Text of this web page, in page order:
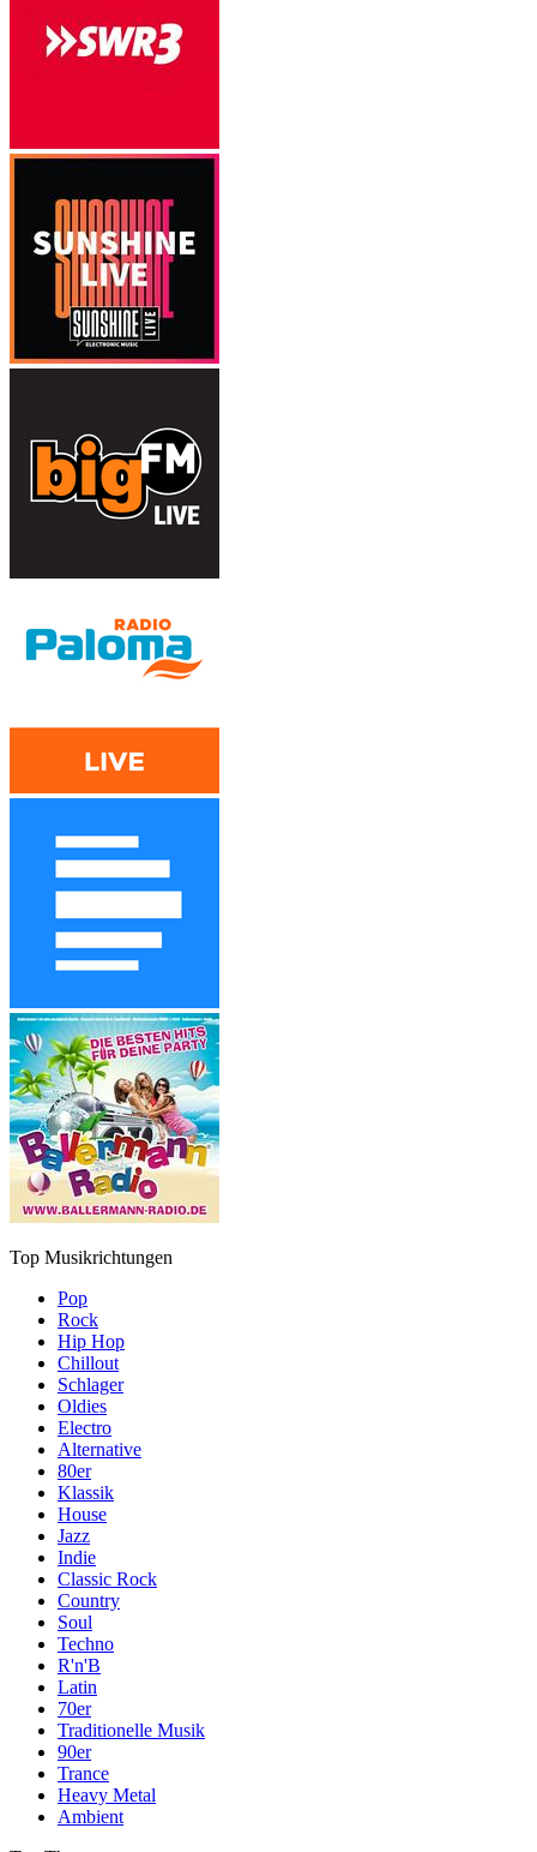
Top Musikrichtungen
Pop
Rock
Hip Hop
Chillout
Schlager
Oldies
Electro
Alternative
80er
Klassik
House
Jazz
Indie
Classic Rock
Country
Soul
Techno
R'n'B
Latin
70er
Traditionelle Musik
90er
Trance
Heavy Metal
Ambient